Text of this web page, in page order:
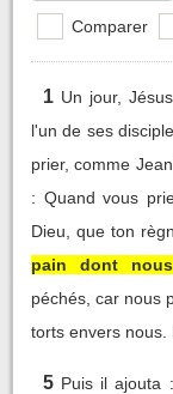
Comparer
1 Un jour,
l'un de ses
prier, comme
: Quand vous
Dieu, que ton
pain dont
péchés, car nous
torts envers nous.
5 Puis il ajouta